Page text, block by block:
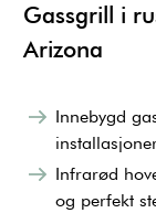
Gassgrill i
Arizona
Innebygd
Infrarød
og perfekt